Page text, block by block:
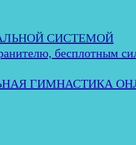
СИСТЕМОЙ
бесплотным
ГИМНАСТИКА